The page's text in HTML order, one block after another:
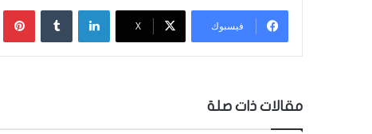
فيسبوك ‫X
لينكدإن
مقالات ذات صلة